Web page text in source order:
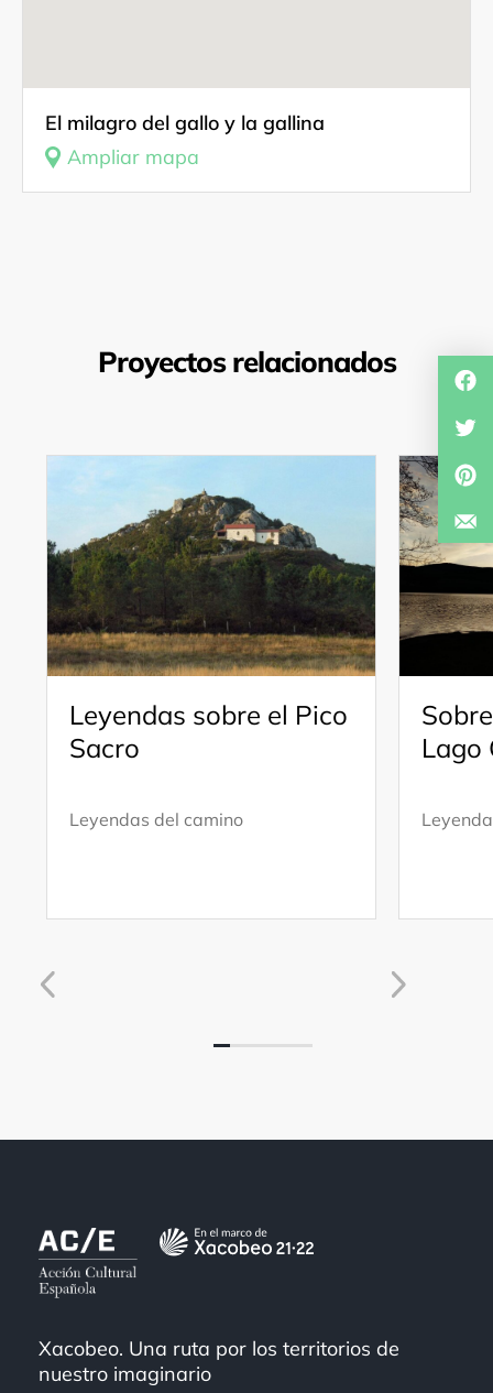
El milagro del gallo y la gallina
Ampliar mapa
Proyectos relacionados
Leyendas sobre el Pico
Sacro
Leyendas del camino
Lago
Xacobeo. Una ruta por los territorios de
nuestro imaginario